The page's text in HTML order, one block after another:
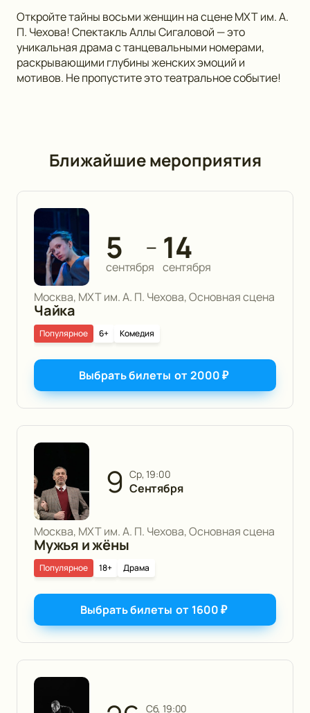
Откройте тайны восьми женщин на сцене МХТ им. А.
П. Чехова! Спектакль Аллы Сигаловой — это
уникальная драма с танцевальными номерами,
раскрывающими глубины женских эмоций и
мотивов. Не пропустите это театральное событие!
Ближайшие мероприятия
5
сентября
— 14
сентября
Москва, МХТ им. А. П. Чехова, Основная сцена
Чайка
6+ Комедия
Популярное
Выбрать билеты от2000₽
9 ср, 19:00
Сентября
Москва, МХТ им. А. П. Чехова, Основная сцена
Мужья и жёны
18+ Драма
Популярное
Выбрать билеты от 1600₽
сб, 19:00